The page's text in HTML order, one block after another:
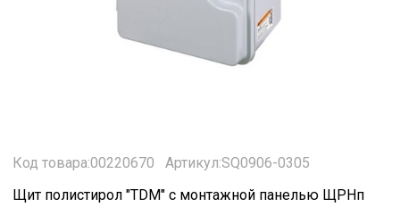
Код товара:00220670
Артикул:SQ0906-0305
Щит полистирол "TDМ" с монтажной панелью ЩРНп